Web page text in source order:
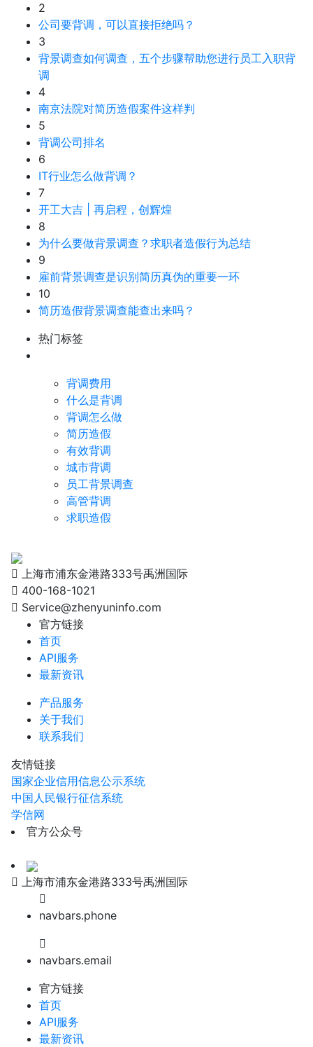
2
公司要背调，可以直接拒绝吗？
3
背景调查如何调查，五个步骤帮助您进行员工入职背
调
4
南京法院对简历造假案件这样判
5
背调公司排名
6
IT行业怎么做背调？
7
开工大吉 | 再启程，创辉煌
8
为什么要做背景调查？求职者造假行为总结
9
雇前背景调查是识别简历真伪的重要一环
10
简历造假背景调查能查出来吗？
热门标签
背调费用
什么是背调
背调怎么做
简历造假
有效背调
城市背调
员工背景调查
高管背调
求职造假
上海市浦东金港路333号禹洲国际
400-168-1021
Service@zhenyuninfo.com
官方链接
首页
API服务
最新资讯
产品服务
关于我们
联系我们
友情链接
国家企业信用信息公示系统
中国人民银行征信系统
学信网
官方公众号
上海市浦东金港路333号禹洲国际
navbars.phone
navbars.email
官方链接
首页
API服务
最新资讯